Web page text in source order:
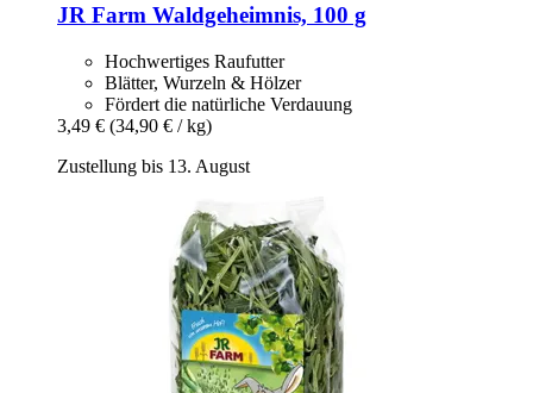
JR Farm Waldgeheimnis, 100 g
Hochwertiges Raufutter
Blätter, Wurzeln & Hölzer
Fördert die natürliche Verdauung
3,49 € (34,90 € / kg)
Zustellung bis 13. August